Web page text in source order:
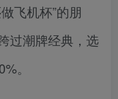
飞机杯”的朋
过潮牌经典，选
。